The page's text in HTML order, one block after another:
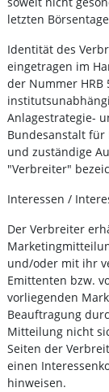
letzten
Identität des
eingetragen im
der Nummer
Anlagestrategie-
Bundesanstalt
und zuständige
"Verbreiter"
Interessen /
Der Verbreiter
und/oder mit ihr
Emittenten bzw.
vorliegenden
Beauftragung
Mitteilung nicht
Seiten der
einen
hinweisen.